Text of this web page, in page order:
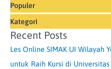
Populer
Kategori
Recent Posts
Les Online SIMAK UI Wilayah
untuk Raih Kursi di